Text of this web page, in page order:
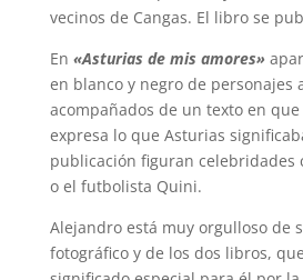
vecinos de Cangas. El libro se
En «Asturias de mis amores»
en blanco y negro de personajes
acompañados de un texto en
expresa lo que Asturias
publicación figuran celebridades
o el futbolista Quini.
Alejandro está muy orgulloso de
fotográfico y de los dos libros,